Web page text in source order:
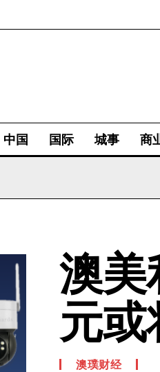
中国 国际 城事 商
澳美
元
澳璞财经